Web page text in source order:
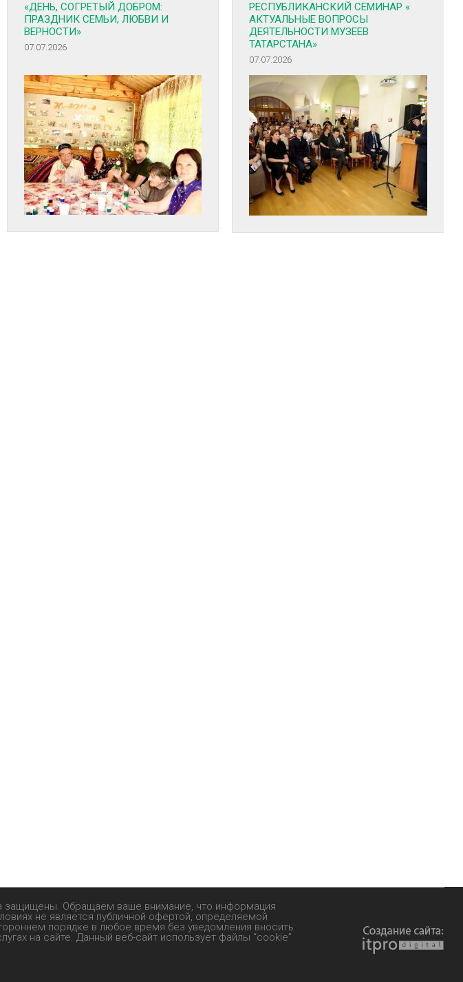
«ДЕНЬ, СОГРЕТЫЙ ДОБРОМ:
ПРАЗДНИК СЕМЬИ, ЛЮБВИ И
ВЕРНОСТИ»
07.07.2026
РЕСПУБЛИКАНСКИЙ СЕМИНАР «
АКТУАЛЬНЫЕ ВОПРОСЫ
ДЕЯТЕЛЬНОСТИ МУЗЕЕВ
ТАТАРСТАНА»
07.07.2026
защищены. Обращаем ваше внимание, что информация
не является публичной офертой, определяемой
порядке в любое время без уведомления вносить
на сайте. Данный веб-сайт использует файлы “cookie”